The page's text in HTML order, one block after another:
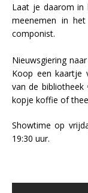
Laat je daarom in
meenemen in het
componist.
Nieuwsgiering
Koop een kaartje
van de bibliotheek
kopje koffie of
Showtime op
19:30 uur.